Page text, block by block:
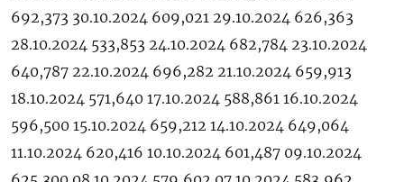
692,373 30.10.2024 609,021 29.10.2024 626,363
28.10.2024 533,853 24.10.2024 682,784 23.10.2024
640,787 22.10.2024 696,282 21.10.2024 659,913
18.10.2024 571,640 17.10.2024 588,861 16.10.2024
596,500 15.10.2024 659,212 14.10.2024 649,064
11.10.2024 620,416 10.10.2024 601,487 09.10.2024